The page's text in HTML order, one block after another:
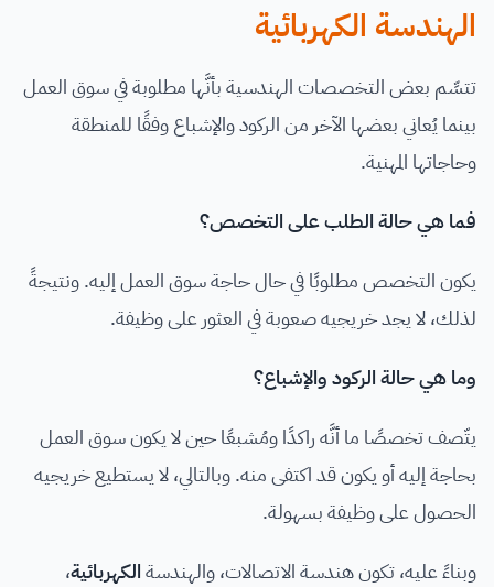
الهندسة الكهربائية
تتسِّم بعض التخصصات الهندسية بأنَّها مطلوبة في سوق العمل
بينما يُعاني بعضها الآخر من الركود والإشباع وفقًا للمنطقة
وحاجاتها المهنية.
فما هي حالة الطلب على التخصص؟
يكون التخصص مطلوبًا في حال حاجة سوق العمل إليه. ونتيجةً
لذلك، لا يجد خريجيه صعوبة في العثور على وظيفة.
وما هي حالة الركود والإشباع؟
يتّصف تخصصًا ما أنَّه راكدًا ومُشبعًا حين لا يكون سوق العمل
بحاجة إليه أو يكون قد اكتفى منه. وبالتالي، لا يستطيع خريجيه
الحصول على وظيفة بسهولة.
وبناءً عليه، تكون هندسة الاتصالات، والهندسةالكهربائية،